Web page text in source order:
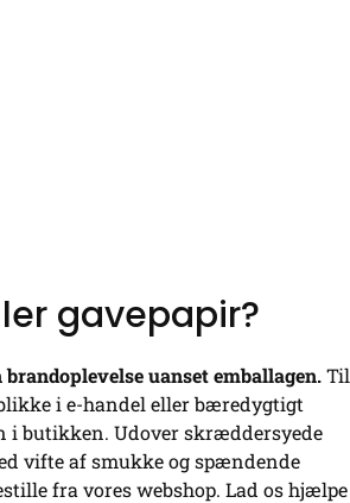
gavepapir?
uanset emballagen.Til
i e-handel eller bæredygtigt
i butikken. Udover skræddersyede
vifte af smukke og spændende
fra vores webshop. Lad os hjælpe